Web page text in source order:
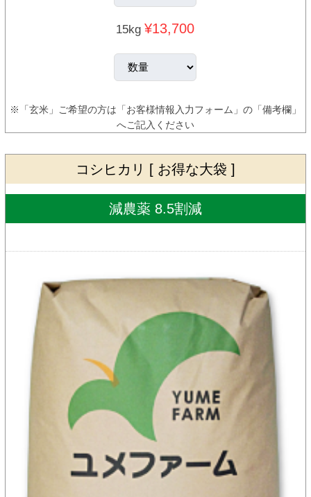
15kg ¥13,700
※「玄米」ご希望の方は「お客様情報入力フォーム」の「備考欄」
へご記入ください
コシヒカリ [ お得な大袋 ]
減農薬 8.5割減